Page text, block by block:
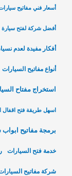
أسعار فني مفاتيح
أفضل شركة لفتح سيارة
أفكار مفيدة لعدم
أنواع مفاتيح السيارات
استخراج مفتاح
اسهل طريقة فتح اقفال
برمجة مفاتيح
خدمة فتح السيارات
شركة مفاتيح